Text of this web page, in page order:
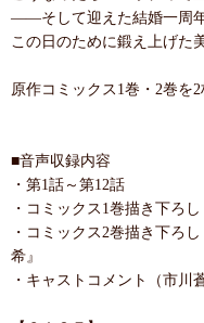
――そして迎えた結婚一周年
この日のために鍛え上げた
原作コミックス1巻・2巻を
■音声収録内容
・第1話～第12話
・コミックス1巻描き下ろ
・コミックス2巻描き下ろ
希』
・キャストコメント（市川